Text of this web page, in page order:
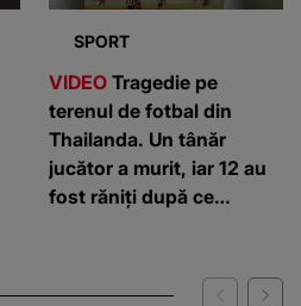
SPORT
VIDEO Tragedie pe
terenul de fotbal din
Thailanda. Un tânăr
jucător a murit, iar 12 au
fost răniți după ce